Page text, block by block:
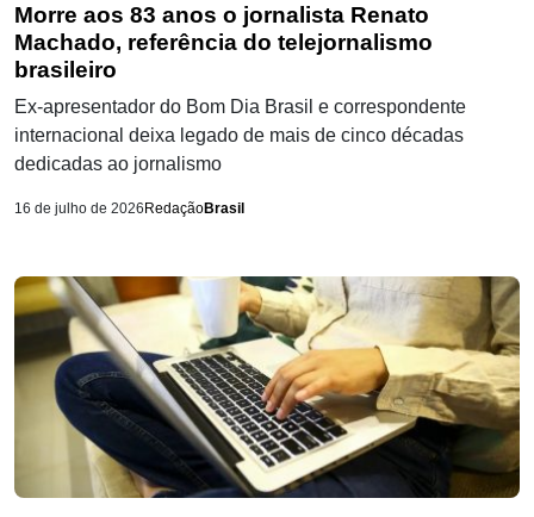
Morre aos 83 anos o jornalista Renato
Machado, referência do telejornalismo
brasileiro
Ex-apresentador do Bom Dia Brasil e correspondente
internacional deixa legado de mais de cinco décadas
dedicadas ao jornalismo
16 de julho de 2026 RedaçãoBrasil